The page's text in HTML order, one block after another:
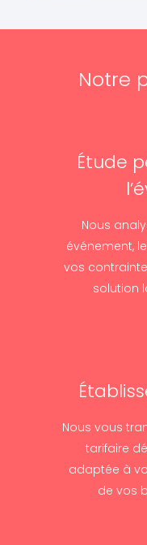
Notre
Étude
Nous
événement,
vos
solution
Nous vous
tarifaire
adaptée à
de vos